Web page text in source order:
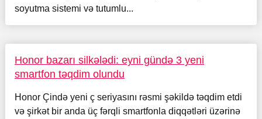
soyutma sistemi və tutumlu...
Honor bazarı silkələdi: eyni gündə 3 yeni
smartfon təqdim olundu
Honor Çində yeni ç seriyasını rəsmi şəkildə təqdim etdi
və şirkət bir anda üç fərqli smartfonla diqqətləri üzərinə